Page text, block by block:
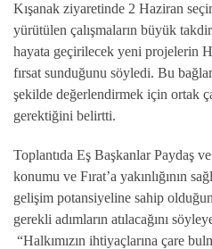
Kışanak ziyaretinde 2 Haziran
yürütülen çalışmaların büyük
hayata geçirilecek yeni projelerin
fırsat sunduğunu söyledi. Bu
şekilde değerlendirmek için ortak
gerektiğini belirtti.
Toplantıda Eş Başkanlar Paydaş
konumu ve Fırat’a yakınlığının
gelişim potansiyeline sahip
gerekli adımların atılacağını
“Halkımızın ihtiyaçlarına çare